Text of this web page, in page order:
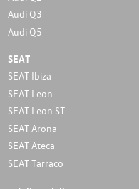
Audi Q3
Audi Q5
SEAT
SEAT Ibiza
SEAT Leon
SEAT Leon ST
SEAT Arona
SEAT Ateca
SEAT Tarraco